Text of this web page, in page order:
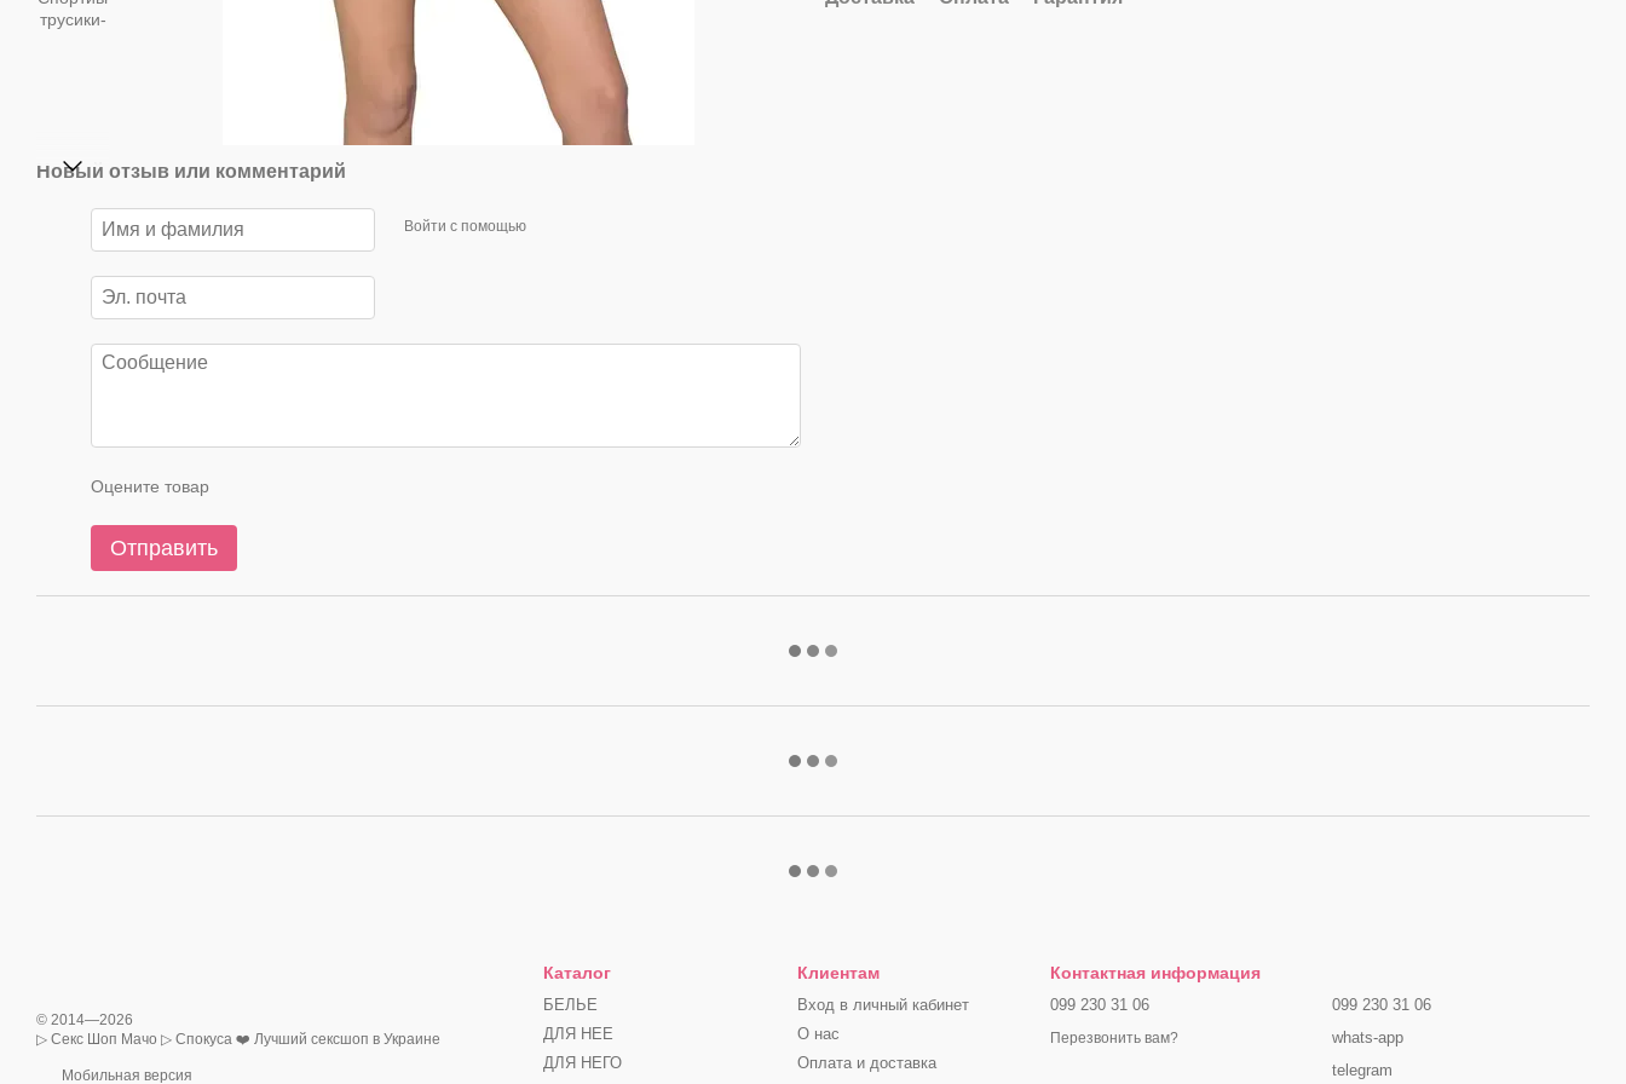
Новый отзыв или комментарий
Войти с помощью
Оцените товар
Отправить
© 2014—2026
▷ Секс Шоп Мачо ▷ Спокуса ❤️ Лучший сексшоп в Украине
Мобильная версия
Каталог
БЕЛЬЕ
ДЛЯ НЕЕ
ДЛЯ НЕГО
Клиентам
Вход в личный кабинет
О нас
Оплата и доставка
Контактная информация
099 230 31 06
Перезвонить вам?
099 230 31 06
whats-app
telegram